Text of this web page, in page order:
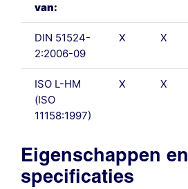
van:
DIN 51524-
2:2006-09
X X
ISO L-HM
(ISO
11158:1997)
X X
Eigenschappen en
specificaties